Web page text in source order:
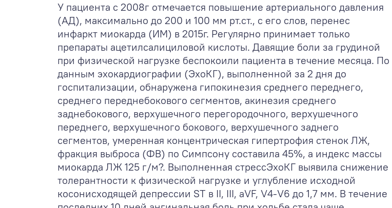
У пациента с 2008г отмечается повышение артериального давления
(АД), максимально до 200 и 100 мм рт.ст., с его слов, перенес
инфаркт миокарда (ИМ) в 2015г. Регулярно принимает только
препараты ацетилсалициловой кислоты. Давящие боли за грудиной
при физической нагрузке беспокоили пациента в течение месяца. По
данным эхокардиографии (ЭхоКГ), выполненной за 2 дня до
госпитализации, обнаружена гипокинезия среднего переднего,
среднего переднебокового сегментов, акинезия среднего
заднебокового, верхушечного перегородочного, верхушечного
переднего, верхушечного бокового, верхушечного заднего
сегментов, умеренная концентрическая гипертрофия стенок ЛЖ,
фракция выброса (ФВ) по Симпсону составила 45%, а индекс массы
миокарда ЛЖ 125 г/м?. Выполненная стрессЭхоКГ выявила снижение
толерантности к физической нагрузке и углубление исходной
косонисходящей депрессии ST в II, III, aVF, V4-V6 до 1,7 мм. В течение